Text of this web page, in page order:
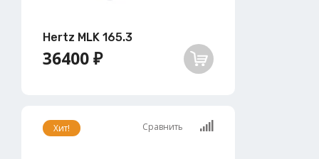
Hertz MLK 165.3
36400 ₽
Хит! Сравнить